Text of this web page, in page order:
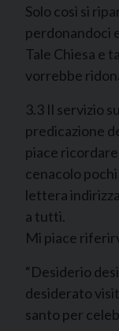
Solo così si
perdonandoci
Tale Chiesa e
vorrebbe
3.3 Il servizio
predicazione
piace
cenacolo
lettera
a tutti.
Mi piace
“Desiderio
desiderato
santo per